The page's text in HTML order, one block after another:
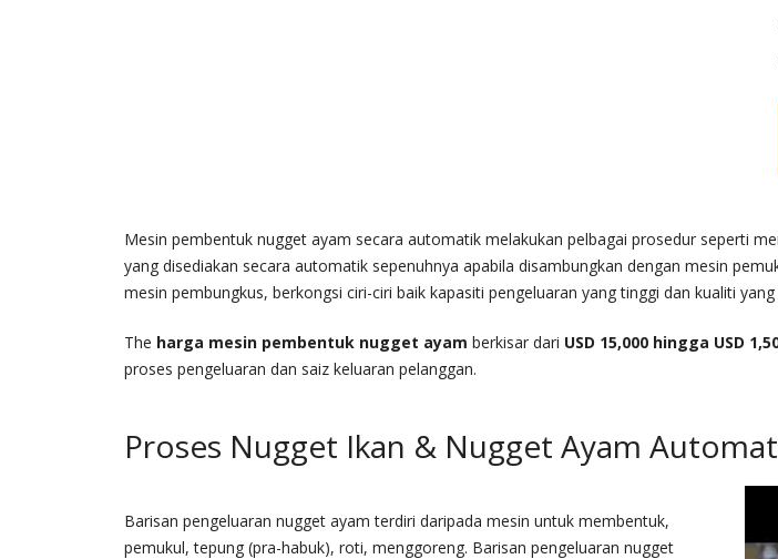
Mesin pembentuk nugget ayam secara automatik melakukan pelbagai prosedur seperti
yang disediakan secara automatik sepenuhnya apabila disambungkan dengan mesin
mesin pembungkus, berkongsi ciri-ciri baik kapasiti pengeluaran yang tinggi dan kualiti yang
The harga mesin pembentuk nugget ayam berkisar dari USD 15,000 hingga USD
proses pengeluaran dan saiz keluaran pelanggan.
Proses Nugget Ikan & Nugget Ayam
Barisan pengeluaran nugget ayam terdiri daripada mesin untuk membentuk,
pemukul, tepung (pra-habuk), roti, menggoreng. Barisan pengeluaran nugget